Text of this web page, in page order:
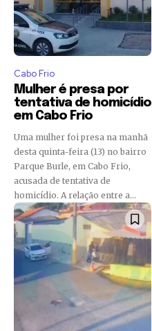
Cabo Frio
Mulher é presa por
tentativa de homicídio
em Cabo Frio
Uma mulher foi presa na manhã
desta quinta-feira (13) no bairro
Parque Burle, em Cabo Frio,
acusada de tentativa de
homicídio. A relação entre a...